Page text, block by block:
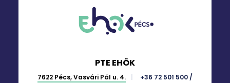
PTE EHÖK
7622 Pécs, Vasvári Pál u. 4.
+36 72 501 500 /